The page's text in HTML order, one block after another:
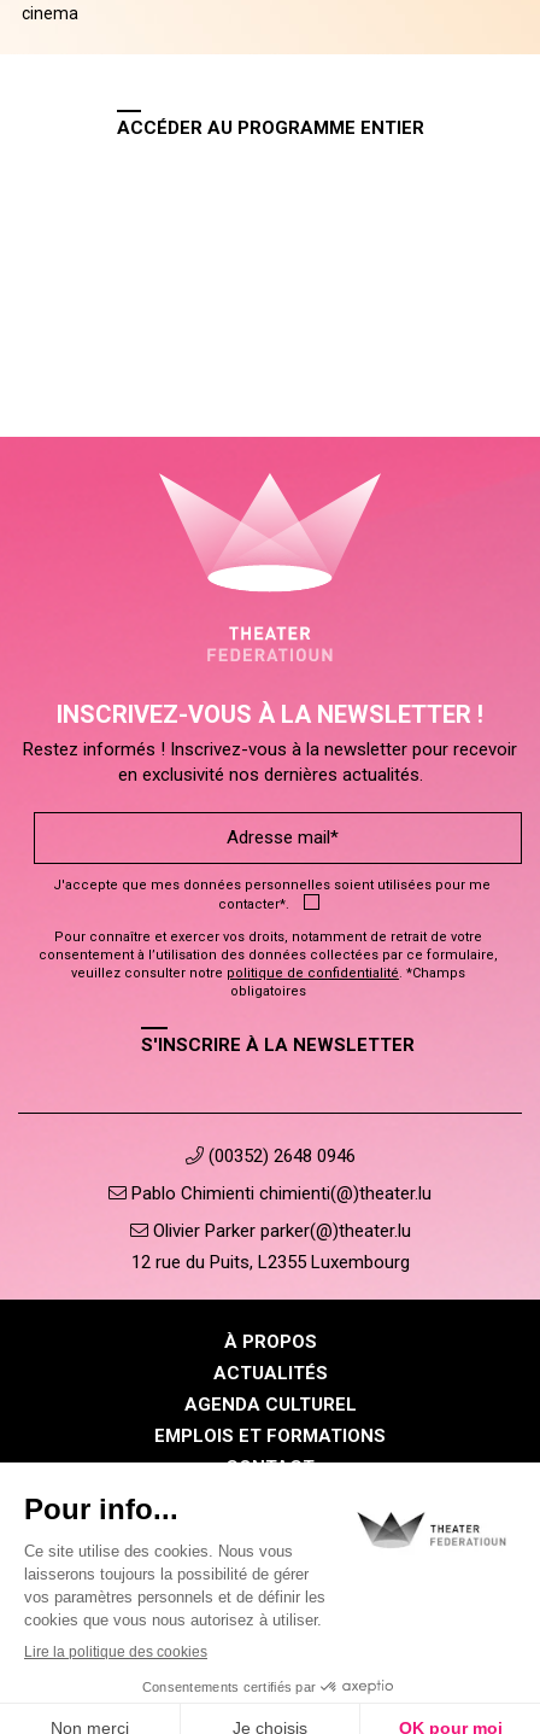
cinema
ACCÉDER AU PROGRAMME ENTIER
INSCRIVEZ-VOUS À LA NEWSLETTER !
Restez informés ! Inscrivez-vous à la newsletter pour recevoir
en exclusivité nos dernières actualités.
J'accepte que mes données personnelles soient utilisées pour me
contacter*.
Pour connaître et exercer vos droits, notamment de retrait de votre
consentement à l’utilisation des données collectées par ce formulaire,
veuillez consulter notre politique de confidentialité. *Champs
obligatoires
S'INSCRIRE À LA NEWSLETTER
(00352) 2648 0946
Pablo Chimienti chimienti(@)theater.lu
Olivier Parker parker(@)theater.lu
12 rue du Puits, L2355 Luxembourg
À PROPOS
ACTUALITÉS
AGENDA CULTUREL
EMPLOIS ET FORMATIONS
CONTACT
Politique de confidentialité
Politique des cookies
Visual identity by
Digitalised by